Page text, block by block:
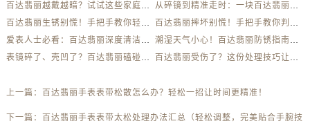
百达翡丽越戴越暗？试试这些家庭清洁妙招
从碎镜到精准走时：一块百达翡丽的重生之路
百达翡丽生锈别慌！手把手教你轻松应对
百达翡丽摔坏别慌！手把手教你判断损伤程度
爱表人士必看：百达翡丽深度清洁与日常养护全解析
潮湿天气小心！百达翡丽防锈指南助你安心佩戴
表镜碎了、壳凹了？百达翡丽磕碰急救指南来了
百达翡丽受伤了？这份处理技巧让你省下大几千
上一篇： 百达翡丽手表表带松散怎么办？轻松一招让时间更精准！
下一篇： 百达翡丽手表表带太松处理办法汇总（轻松调整，完美贴合手腕技